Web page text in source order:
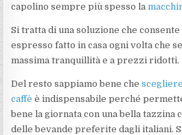
capolino sempre più spesso la
Si tratta di una soluzione che
espresso fatto in casa ogni volta che
massima tranquillità e a prezzi ridotti.
Del resto sappiamo bene che
caffè è indispensabile perché
bene la giornata con una bella tazzina
delle bevande preferite dagli italiani.